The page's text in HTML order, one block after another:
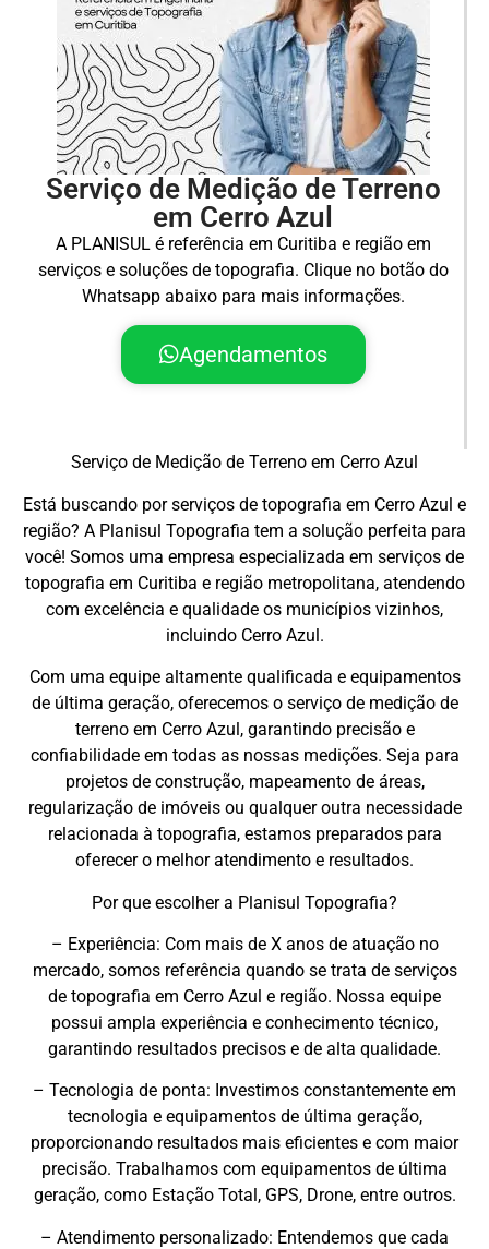
Serviço de Medição de Terreno
em Cerro Azul
A PLANISUL é referência em Curitiba e região em
serviços e soluções de topografia. Clique no botão do
Whatsapp abaixo para mais informações.
Agendamentos
Serviço de Medição de Terreno em Cerro Azul
Está buscando por serviços de topografia em Cerro Azul e
região? A Planisul Topografia tem a solução perfeita para
você! Somos uma empresa especializada em serviços de
topografia em Curitiba e região metropolitana, atendendo
com excelência e qualidade os municípios vizinhos,
incluindo Cerro Azul.
Com uma equipe altamente qualificada e equipamentos
de última geração, oferecemos o serviço de medição de
terreno em Cerro Azul, garantindo precisão e
confiabilidade em todas as nossas medições. Seja para
projetos de construção, mapeamento de áreas,
regularização de imóveis ou qualquer outra necessidade
relacionada à topografia, estamos preparados para
oferecer o melhor atendimento e resultados.
Por que escolher a Planisul Topografia?
– Experiência: Com mais de X anos de atuação no
mercado, somos referência quando se trata de serviços
de topografia em Cerro Azul e região. Nossa equipe
possui ampla experiência e conhecimento técnico,
garantindo resultados precisos e de alta qualidade.
– Tecnologia de ponta: Investimos constantemente em
tecnologia e equipamentos de última geração,
proporcionando resultados mais eficientes e com maior
precisão. Trabalhamos com equipamentos de última
geração, como Estação Total, GPS, Drone, entre outros.
– Atendimento personalizado: Entendemos que cada